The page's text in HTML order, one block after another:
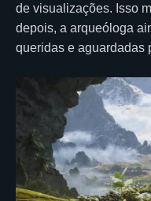
de visualizações. Isso
depois, a arqueóloga
queridas e aguardadas